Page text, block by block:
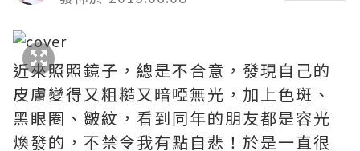
近來照照鏡子，總是不合意，發現自己的
皮膚變得又粗糙又暗啞無光，加上色斑、
黑眼圈、皺紋，看到同年的朋友都是容光
煥發的，不禁令我有點自悲！於是一直很